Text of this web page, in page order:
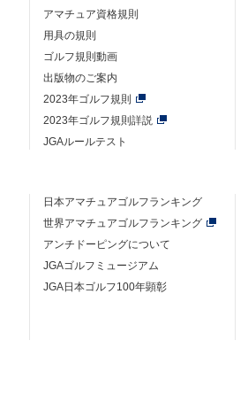
アマチュア資格規則
用具の規則
ゴルフ規則動画
出版物のご案内
2023年ゴルフ規則
2023年ゴルフ規則詳説
JGAルールテスト
日本アマチュアゴルフランキング
世界アマチュアゴルフランキング
アンチドーピングについて
JGAゴルフミュージアム
JGA日本ゴルフ100年顕彰